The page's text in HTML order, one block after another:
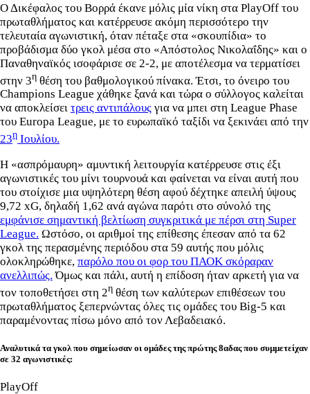
Ο Δικέφαλος του Βορρά έκανε μόλις μία νίκη στα PlayOff του
πρωταθλήματος και κατέρρευσε ακόμη περισσότερο την
τελευταία αγωνιστική, όταν πέταξε στα «σκουπίδια» το
προβάδισμα δύο γκολ μέσα στο «Απόστολος Νικολαΐδης» και ο
Παναθηναϊκός ισοφάρισε σε 2-2, με αποτέλεσμα να τερματίσει
στην 3η θέση του βαθμολογικού πίνακα. Έτσι, το όνειρο του
Champions League χάθηκε ξανά και τώρα ο σύλλογος καλείται
να αποκλείσει τρεις αντιπάλους για να μπει στη League Phase
του Europa League, με το ευρωπαϊκό ταξίδι να ξεκινάει από την
23η Ιουλίου.
Η «ασπρόμαυρη» αμυντική λειτουργία κατέρρευσε στις έξι
αγωνιστικές του μίνι τουρνουά και φαίνεται να είναι αυτή που
του στοίχισε μια υψηλότερη θέση αφού δέχτηκε απειλή ύψους
9,72 xG, δηλαδή 1,62 ανά αγώνα παρότι στο σύνολό της
εμφάνισε σημαντική βελτίωση συγκριτικά με πέρσι στη Super
League. Ωστόσο, οι αριθμοί της επίθεσης έπεσαν από τα 62
γκολ της περασμένης περιόδου στα 59 αυτής που μόλις
ολοκληρώθηκε, παρόλο που οι φορ του ΠΑΟΚ σκόραραν
ανελλιπώς. Όμως και πάλι, αυτή η επίδοση ήταν αρκετή για να
τον τοποθετήσει στη 2η θέση των καλύτερων επιθέσεων του
πρωταθλήματος ξεπερνώντας όλες τις ομάδες του Big-5 και
παραμένοντας πίσω μόνο από τον Λεβαδειακό.
Αναλυτικά τα γκολ που σημείωσαν οι ομάδες της πρώτης 8αδας που συμμετείχαν
σε 32 αγωνιστικές:
PlayOff